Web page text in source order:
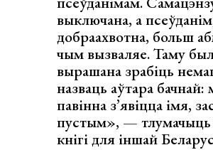
выключана, а
добраахвотна, больш
чым вызваляе. Таму
вырашана зрабіць
назваць аўтара бачнай:
павінна з’явіцца імя,
пустым», — тлумачыць
кнігі для іншай